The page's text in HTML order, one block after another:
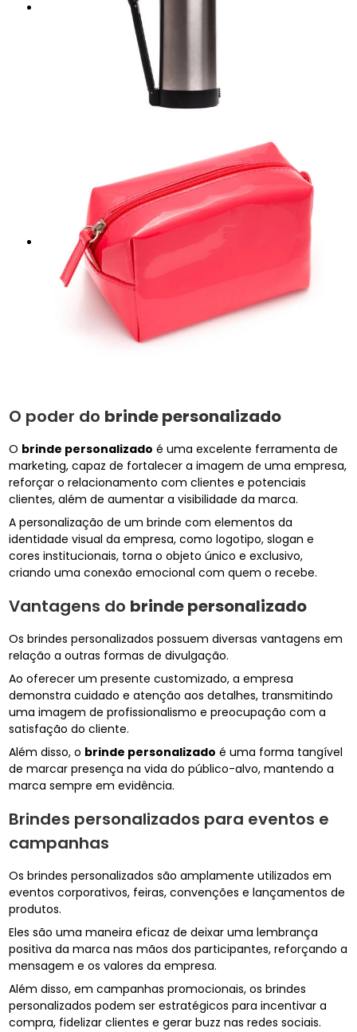
O poder do brinde personalizado
O brinde personalizado é uma excelente ferramenta de
marketing, capaz de fortalecer a imagem de uma empresa,
reforçar o relacionamento com clientes e potenciais
clientes, além de aumentar a visibilidade da marca.
A personalização de um brinde com elementos da
identidade visual da empresa, como logotipo, slogan e
cores institucionais, torna o objeto único e exclusivo,
criando uma conexão emocional com quem o recebe.
Vantagens do brinde personalizado
Os brindes personalizados possuem diversas vantagens em
relação a outras formas de divulgação.
Ao oferecer um presente customizado, a empresa
demonstra cuidado e atenção aos detalhes, transmitindo
uma imagem de profissionalismo e preocupação com a
satisfação do cliente.
Além disso, o brinde personalizado é uma forma tangível
de marcar presença na vida do público-alvo, mantendo a
marca sempre em evidência.
Brindes personalizados para eventos e
campanhas
Os brindes personalizados são amplamente utilizados em
eventos corporativos, feiras, convenções e lançamentos de
produtos.
Eles são uma maneira eficaz de deixar uma lembrança
positiva da marca nas mãos dos participantes, reforçando a
mensagem e os valores da empresa.
Além disso, em campanhas promocionais, os brindes
personalizados podem ser estratégicos para incentivar a
compra, fidelizar clientes e gerar buzz nas redes sociais.